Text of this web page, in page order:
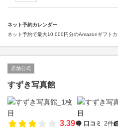
ネット予約カレンダー
ネット予約で最大10,000円分のAmazonギフトカ
店舗公式
すずき写真館
3.39 口コミ 2件